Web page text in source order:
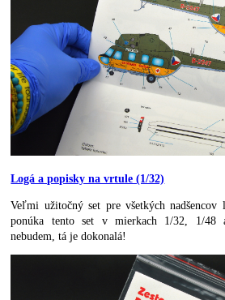
Logá a popisky na vrtule (1/32)
Veľmi užitočný set pre všetkých nadšencov
ponúka tento set v mierkach 1/32, 1/48
nebudem, tá je dokonalá!